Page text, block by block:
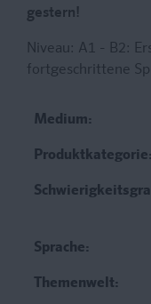
gestern!
Niveau: A1 - B2:
fortgeschrittene
Medium:
Produktkategorie:
Sprache:
Themenwelt: